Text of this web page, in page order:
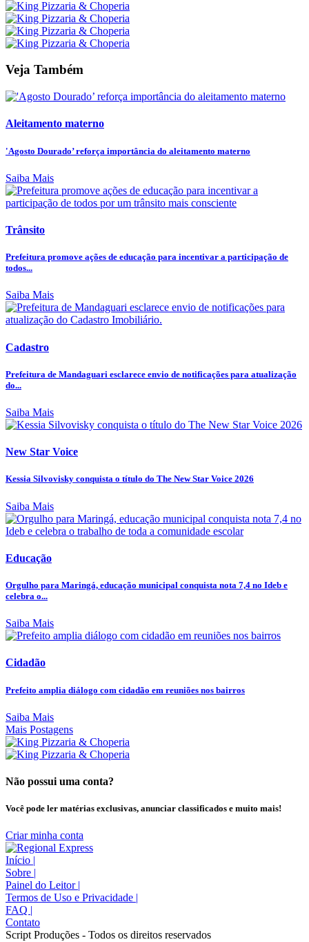
Veja Também
Aleitamento materno
'Agosto Dourado’ reforça importância do aleitamento materno
Saiba Mais
Trânsito
Prefeitura promove ações de educação para incentivar a participação de
todos...
Saiba Mais
Cadastro
Prefeitura de Mandaguari esclarece envio de notificações para atualização
do...
Saiba Mais
New Star Voice
Kessia Silvovisky conquista o título do The New Star Voice 2026
Saiba Mais
Educação
Orgulho para Maringá, educação municipal conquista nota 7,4 no Ideb e
celebra o...
Saiba Mais
Cidadão
Prefeito amplia diálogo com cidadão em reuniões nos bairros
Saiba Mais
Mais Postagens
Não possui uma conta?
Você pode ler matérias exclusivas, anunciar classificados e muito mais!
Criar minha conta
Início |
Sobre |
Painel do Leitor |
Termos de Uso e Privacidade |
FAQ |
Contato
Script Produções - Todos os direitos reservados